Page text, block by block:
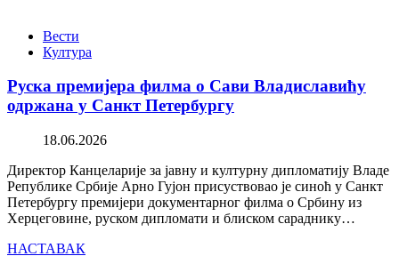
Вести
Култура
Руска премијера филма о Сави Владиславићу
одржана у Санкт Петербургу
18.06.2026
Директор Канцеларије за јавну и културну дипломатију Владе
Републике Србије Арно Гујон присуствовао је синоћ у Санкт
Петербургу премијери документарног филма о Србину из
Херцеговине, руском дипломати и блиском сараднику…
НАСТАВАК